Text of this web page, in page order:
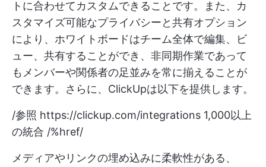
トに合わせてカスタムできることです。また、カ
スタマイズ可能なプライバシーと共有オプション
により、ホワイトボードはチーム全体で編集、ビ
ュー、共有することができ、非同期作業であって
もメンバーや関係者の足並みを常に揃えることが
できます。さらに、ClickUpは以下を提供します。
/参照 https://clickup.com/integrations 1,000以上
の統合 /%href/
メディアやリンクの埋め込みに柔軟性がある、